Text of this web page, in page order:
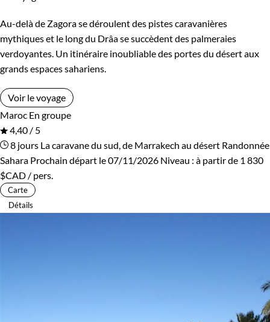
Au-delà de Zagora se déroulent des pistes caravanières
mythiques et le long du Drâa se succèdent des palmeraies
verdoyantes. Un itinéraire inoubliable des portes du désert aux
grands espaces sahariens.
Voir le voyage
Maroc En groupe
4,40 / 5
8 jours La caravane du sud, de Marrakech au désert Randonnée
Sahara Prochain départ le 07/11/2026 Niveau : à partir de 1 830
$CAD / pers.
Carte
Détails